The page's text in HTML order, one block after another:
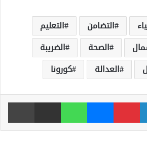
التضامن
التعليم
الصحة
الضريبة
العدالة كورونا
لينكدإن بينتيريست ماسنجر واتساب مشاركة عبر البريد